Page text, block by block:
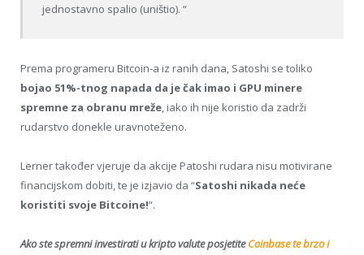
jednostavno spalio (uništio). “
Prema programeru Bitcoin-a iz ranih dana, Satoshi se toliko
bojao 51%-tnog napada da je čak imao i GPU minere
spremne za obranu mreže, iako ih nije koristio da zadrži
rudarstvo donekle uravnoteženo.
Lerner također vjeruje da akcije Patoshi rudara nisu motivirane
financijskom dobiti, te je izjavio da “Satoshi nikada neće
koristiti svoje Bitcoine!“.
Ako ste spremni investirati u kripto valute posjetiteCoinbase te brzo i